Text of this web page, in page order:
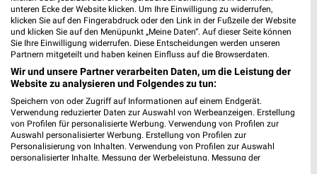
Heute 09:00 - 20:00 Uhr | Geöffnet
480,55 km
KiK Schwetzingen Süd
Südtangente 1-3
68723 Schwetzingen Süd
Heute 09:00 - 19:00 Uhr | Geöffnet
485,83 km • Angebote: 1 Prospekt
unteren Ecke der Website klicken. Um Ihre Einwilligung zu widerrufen,
klicken Sie auf den Fingerabdruck oder den Link in der Fußzeile der Website
und klicken Sie auf den Menüpunkt „Meine Daten“. Auf dieser Seite können
Sie Ihre Einwilligung widerrufen. Diese Entscheidungen werden unseren
Partnern mitgeteilt und haben keinen Einfluss auf die Browserdaten.
Wir und unsere Partner verarbeiten Daten, um die Leistung der
Website zu analysieren und Folgendes zu tun:
Speichern von oder Zugriff auf Informationen auf einem Endgerät.
Verwendung reduzierter Daten zur Auswahl von Werbeanzeigen. Erstellung
von Profilen für personalisierte Werbung. Verwendung von Profilen zur
Auswahl personalisierter Werbung. Erstellung von Profilen zur
Personalisierung von Inhalten. Verwendung von Profilen zur Auswahl
personalisierter Inhalte. Messung der Werbeleistung. Messung der